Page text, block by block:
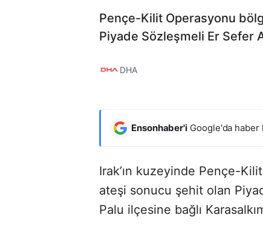
Pençe-Kilit Operasyonu
Piyade Sözleşmeli Er Sefer
DHA
Ensonhaber'i Google'da haber
Irak’ın kuzeyinde Pençe-
ateşi sonucu şehit olan
Palu ilçesine bağlı